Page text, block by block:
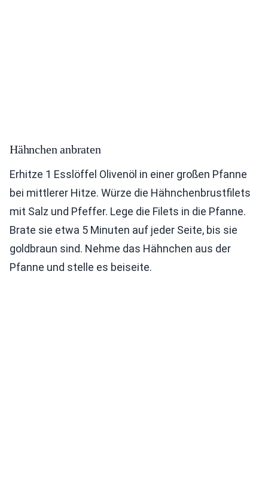
Hähnchen anbraten
Erhitze 1 Esslöffel Olivenöl in einer großen Pfanne
bei mittlerer Hitze. Würze die Hähnchenbrustfilets
mit Salz und Pfeffer. Lege die Filets in die Pfanne.
Brate sie etwa 5 Minuten auf jeder Seite, bis sie
goldbraun sind. Nehme das Hähnchen aus der
Pfanne und stelle es beiseite.